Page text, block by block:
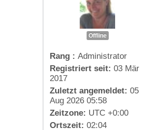
Offline
Rang : Administrator
Registriert seit: 03 Mär
2017
Zuletzt angemeldet: 05
Aug 2026 05:58
Zeitzone: UTC +0:00
Ortszeit: 02:04